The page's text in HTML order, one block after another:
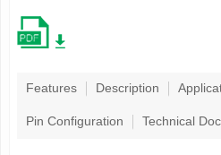
Features Description
Pin Configuration Technical